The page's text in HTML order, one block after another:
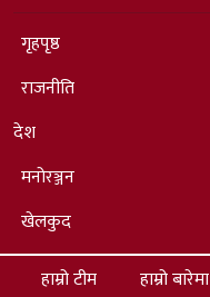
गृहपृष्ठ
राजनीति
देश
मनोरञ्जन
खेलकुद
हाम्रो टीम
हाम्रो बारेमा